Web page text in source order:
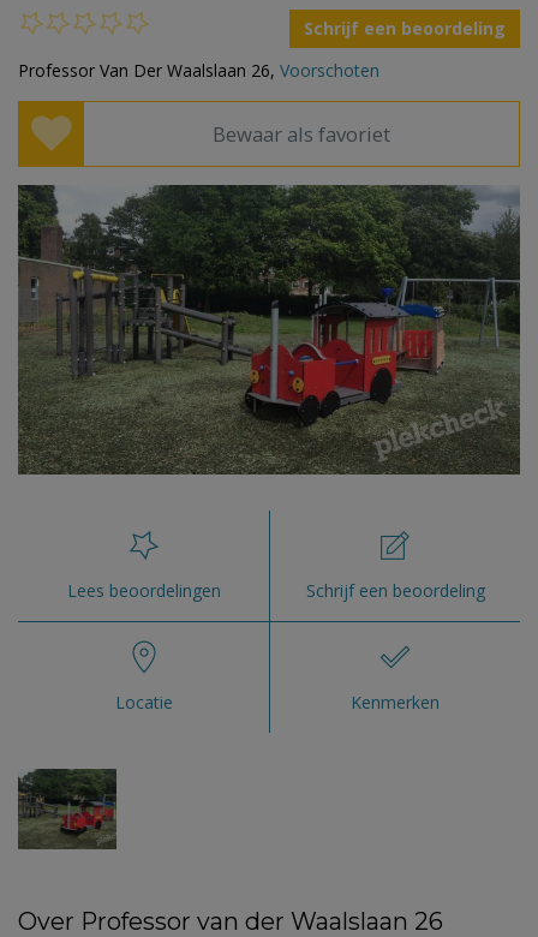
Schrijf een beoordeling
Professor Van Der Waalslaan 26, Voorschoten
Bewaar als favoriet
Lees beoordelingen Schrijf een beoordeling
Locatie Kenmerken
Over Professor van der Waalslaan 26